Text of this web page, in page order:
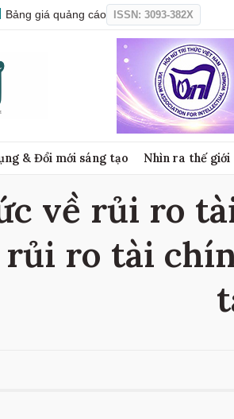
Bảng giá quảng cáo ISSN: 3093-382X
& Đổi mới sáng tạo Nhìn ra thế giới
về rủi ro
ro tài